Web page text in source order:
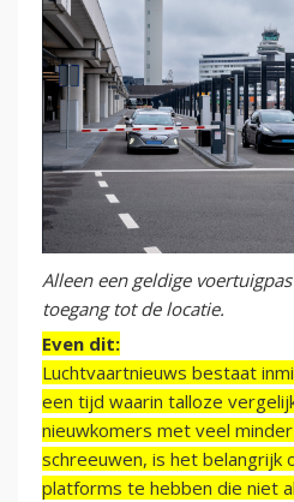
Alleen een geldige
toegang tot de locatie.
Even dit:
Luchtvaartnieuws bestaat
een tijd waarin talloze
nieuwkomers met veel
schreeuwen, is het belangrijk
platforms te hebben die niet